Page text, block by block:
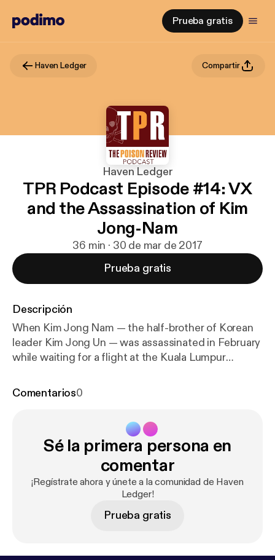
Prueba gratis
Haven Ledger Compartir
Haven Ledger
TPR Podcast Episode #14: VX
and the Assassination of Kim
Jong-Nam
36 min · 30 de mar de 2017
Prueba gratis
Descripción
When Kim Jong Nam — the half-brother of Korean
leader Kim Jong Un — was assassinated in February
while waiting for a flight at the Kuala Lumpur
focused on one of the deadliest chemicals in the
exposure managed medically. These are some of
the questions we'll be examining in this edition of
Comentarios0
Sé la primera persona en
comentar
¡Regístrate ahora y únete a la comunidad de Haven
Ledger!
Prueba gratis